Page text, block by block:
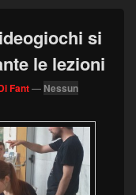
si
le lezioni
Fant— Nessun